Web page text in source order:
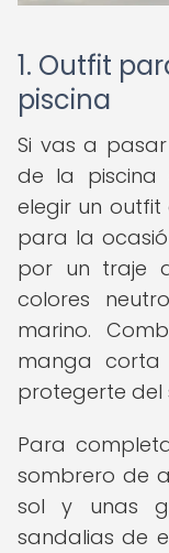
1. Outfit
piscina
Si vas a
de la piscina
elegir un
para la
por un traje
colores
marino.
manga
protegerte del
Para
sombrero de
sol y unas
sandalias de